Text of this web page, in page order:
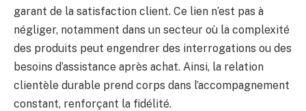
garant de la satisfaction client. Ce lien n’est pas à
négliger, notamment dans un secteur où la complexité
des produits peut engendrer des interrogations ou des
besoins d’assistance après achat. Ainsi, la relation
clientèle durable prend corps dans l’accompagnement
constant, renforçant la fidélité.